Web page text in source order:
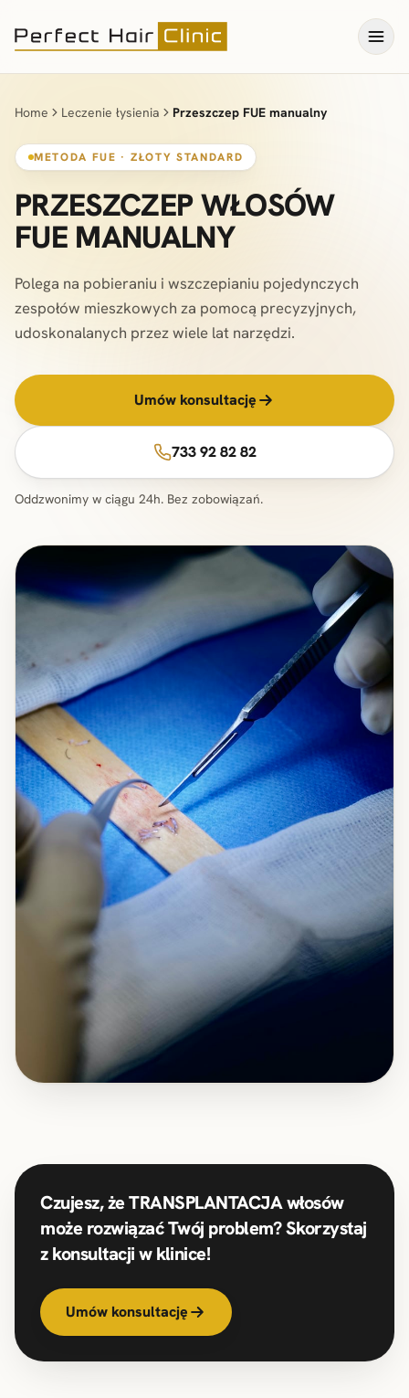
do
treści
Home Leczenie łysienia Przeszczep FUE manualny
METODA FUE · ZŁOTY STANDARD
PRZESZCZEP WŁOSÓW
FUE MANUALNY
Polega na pobieraniu i wszczepianiu pojedynczych
zespołów mieszkowych za pomocą precyzyjnych,
udoskonalanych przez wiele lat narzędzi.
Umów konsultację
733 92 82 82
Oddzwonimy w ciągu 24h. Bez zobowiązań.
Czujesz, że TRANSPLANTACJA włosów
może rozwiązać Twój problem? Skorzystaj
z konsultacji w klinice!
Umów konsultację